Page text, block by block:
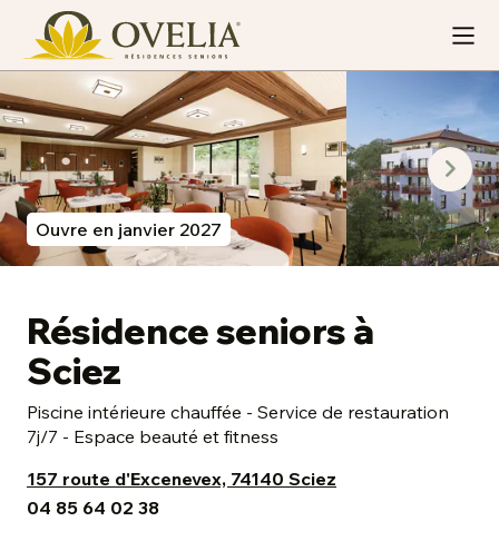
Ouvre en janvier 2027
Résidence seniors à
Sciez
Piscine intérieure chauffée - Service de restauration
7j/7 - Espace beauté et fitness
157 route d'Excenevex, 74140 Sciez
04 85 64 02 38